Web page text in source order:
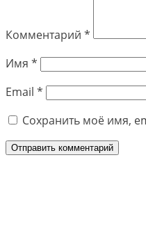
Комментарий *
Имя *
Email *
Сохранить моё имя,